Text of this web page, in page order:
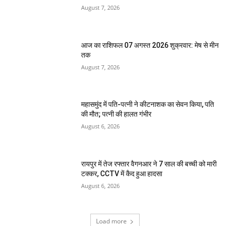
August 7, 2026
आज का राशिफल 07 अगस्त 2026 शुक्रवार: मेष से मीन
तक
August 7, 2026
महासमुंद में पति-पत्नी ने कीटनाशक का सेवन किया, पति
की मौत; पत्नी की हालत गंभीर
August 6, 2026
रायपुर में तेज रफ्तार वैगनआर ने 7 साल की बच्ची को मारी
टक्कर, CCTV में कैद हुआ हादसा
August 6, 2026
Load more